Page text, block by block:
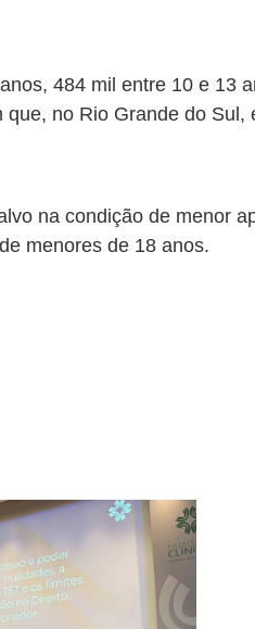
484 mil entre 10 e 13
no Rio Grande do
na condição de menor
menores de 18 anos.